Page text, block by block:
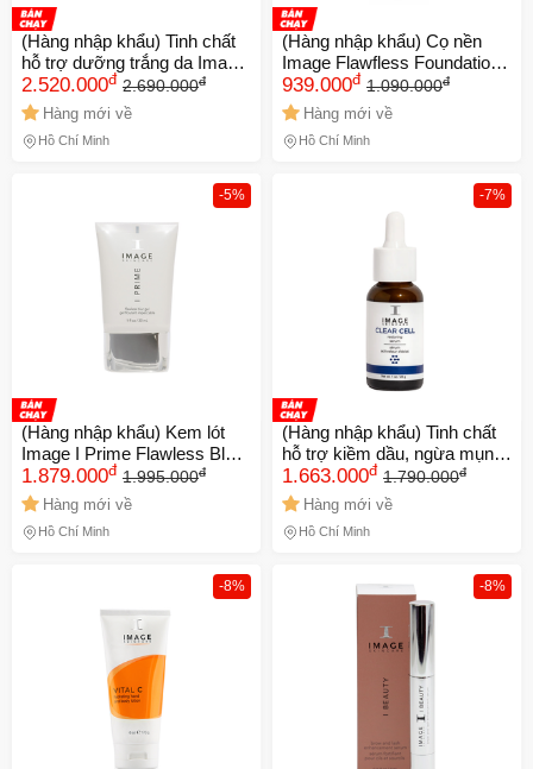
(Hàng nhập khẩu) Tinh chất
hỗ trợ dưỡng trắng da Image
Vital C Antioxidant Hydrating
A C E Serum
2.520.000đ 2.690.000đ
Hàng mới về
Hồ Chí Minh
(Hàng nhập khẩu) Cọ nền
Image Flawfless Foundation
Brush
939.000đ 1.090.000đ
Hàng mới về
Hồ Chí Minh
-5%
(Hàng nhập khẩu) Kem lót
Image I Prime Flawless Blur
Gel
1.879.000đ 1.995.000đ
Hàng mới về
Hồ Chí Minh
-7%
(Hàng nhập khẩu) Tinh chất
hỗ trợ kiềm dầu, ngừa mụn
Image Clearcell Restoring
Serum
1.663.000đ 1.790.000đ
Hàng mới về
Hồ Chí Minh
-8% -8%
Chỉ áp dụng cho gian hàng:
Ngày hết hạn:
LẤY MÃ NGAY